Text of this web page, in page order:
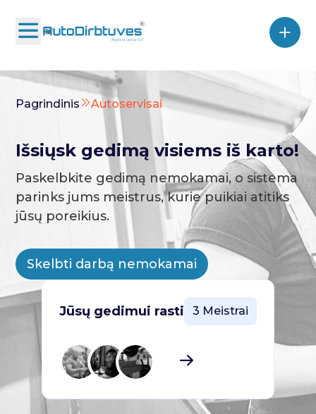
Pagrindinis Autoservisai
Išsiųsk gedimą visiems iš karto!
Paskelbkite gedimą nemokamai, o sistema
parinks jums meistrus, kurie puikiai atitiks
jūsų poreikius.
Skelbti darbą nemokamai
Jūsų gedimui rasti 3 Meistrai